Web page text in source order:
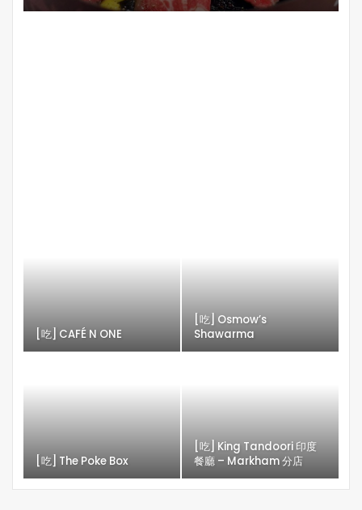
[吃] CAFÉ N ONE
[吃] Osmow’s
Shawarma
[吃] The Poke Box
[吃] King Tandoori 印度
餐廳 – Markham 分店